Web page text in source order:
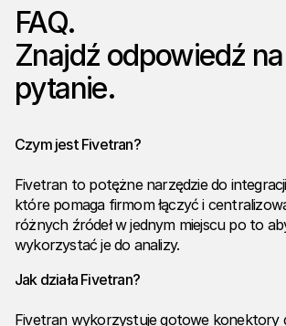
FAQ.
Znajdź odpowiedź
pytanie.
Czym jest Fivetran?
Fivetran to potężne narzędzie do
które pomaga firmom łączyć i
różnych źródeł w jednym miejscu po to
wykorzystać je do analizy.
Jak działa Fivetran?
Fivetran wykorzystuje gotowe konektory